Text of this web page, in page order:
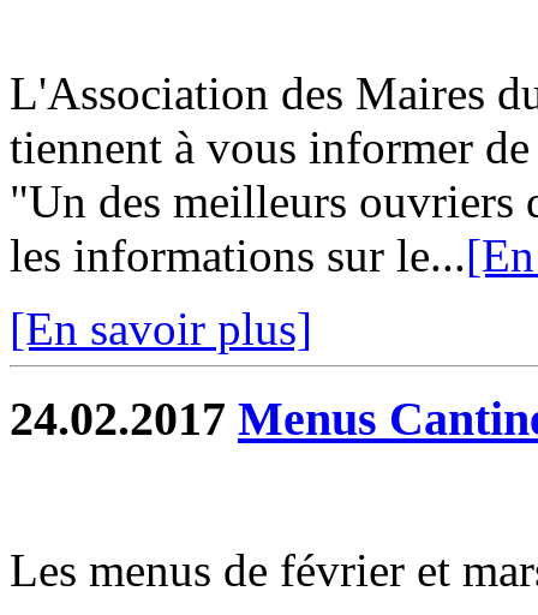
L'Association des Maires
tiennent à vous informer
"Un des meilleurs ouvriers
les informations sur le...
[En savoir plus]
24.02.2017 Menus
Les menus de février et